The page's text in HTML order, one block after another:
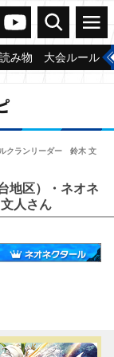
ヴァンガードch
検索 メニュー
読み物 大会ルール
クランリーダー 鈴木 文
地区）・ネオネ
人さん